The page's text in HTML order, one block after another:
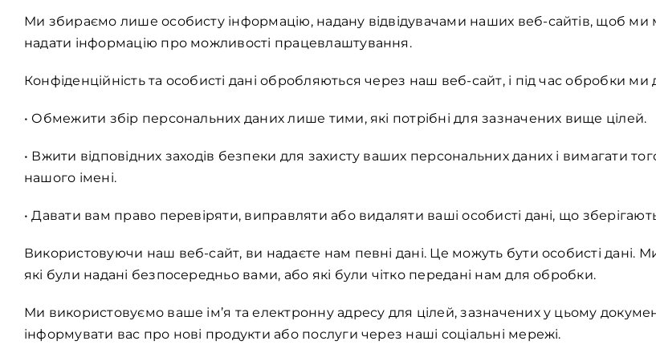
Ми збираємо лише особисту інформацію, надану відвідувачами наших веб-сайтів, щоб
надати інформацію про можливості працевлаштування.
Конфіденційність та особисті дані обробляються через наш веб-сайт, і під час обробки
• Обмежити збір персональних даних лише тими, які потрібні для зазначених вище цілей.
• Вжити відповідних заходів безпеки для захисту ваших персональних даних і вимагати
нашого імені.
• Давати вам право перевіряти, виправляти або видаляти ваші особисті дані, що
Використовуючи наш веб-сайт, ви надаєте нам певні дані. Це можуть бути особисті дані.
які були надані безпосередньо вами, або які були чітко передані нам для обробки.
Ми використовуємо ваше ім’я та електронну адресу для цілей, зазначених у цьому
інформувати вас про нові продукти або послуги через наші соціальні мережі.